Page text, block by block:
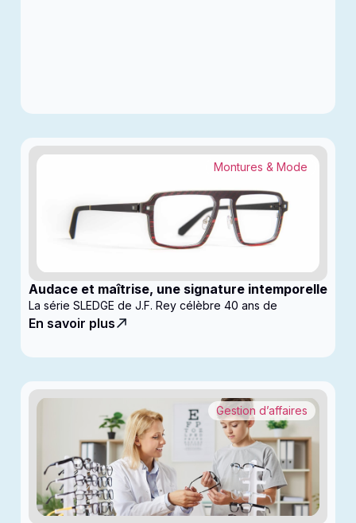
Audace et maîtrise, une signature intemporelle
Montures & Mode
La série SLEDGE de J.F. Rey célèbre 40 ans de
En savoir plus
Gestion d’affaires